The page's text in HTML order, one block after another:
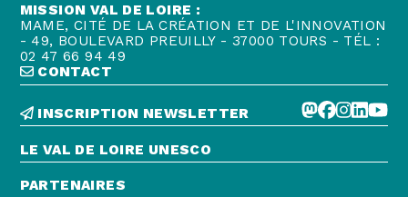
MISSION VAL DE LOIRE :
MAME, CITÉ DE LA CRÉATION ET DE L'INNOVATION
- 49, BOULEVARD PREUILLY - 37000 TOURS - TÉL :
02 47 66 94 49
CONTACT
INSCRIPTION NEWSLETTER
LE VAL DE LOIRE UNESCO
PARTENAIRES